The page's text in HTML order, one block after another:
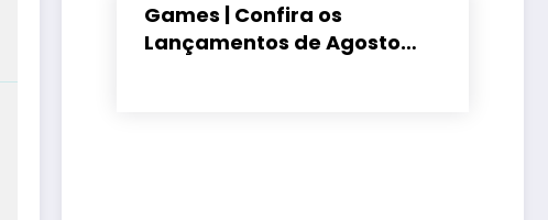
Games | Confira os
Lançamentos de Agosto